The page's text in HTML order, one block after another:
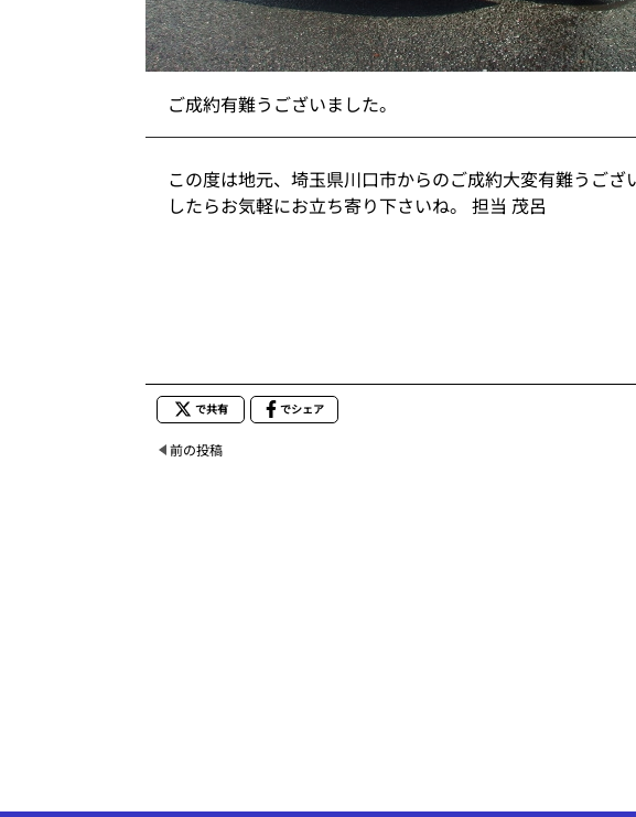
ご成約有難うございました。
この度は地元、埼玉県川口市からのご成約大変有難うござ
したらお気軽にお立ち寄り下さいね。 担当 茂呂
で共有 でシェア
前の投稿